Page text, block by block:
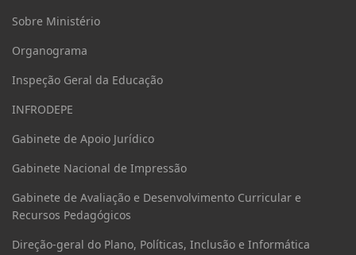
Sobre Ministério
Organograma
Inspeção Geral da Educação
INFRODEPE
Gabinete de Apoio Jurídico
Gabinete Nacional de Impressão
Gabinete de Avaliação e Desenvolvimento Curricular e
Recursos Pedagógicos
Direção-geral do Plano, Políticas, Inclusão e Informática